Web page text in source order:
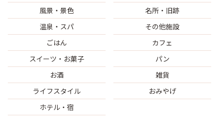
風景・景色
名所・旧跡
温泉・スパ
その他施設
ごはん
カフェ
スイーツ・お菓子
パン
お酒
雑貨
ライフスタイル
おみやげ
ホテル・宿